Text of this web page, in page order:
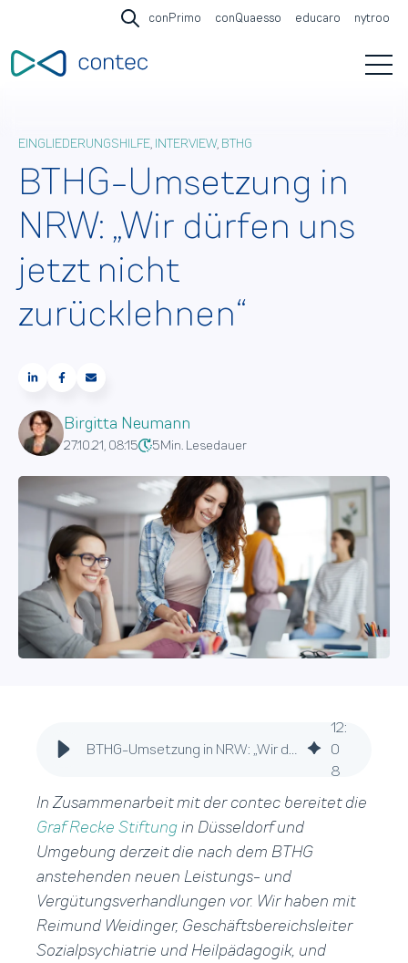
Open search
conPrimo conQuaesso educaro nytroo
EINGLIEDERUNGSHILFE, INTERVIEW, BTHG
BTHG-Umsetzung in
NRW: „Wir dürfen uns
jetzt nicht
zurücklehnen“
Birgitta Neumann
27.10.21, 08:15 5Min. Lesedauer
BTHG-Umsetzung in NRW: „Wir dürfen uns jetzt nicht zurücklehnen“
12:
0
8
In Zusammenarbeit mit der contec bereitet die
Graf Recke Stiftungin Düsseldorf und
Umgebung derzeit die nach dem BTHG
anstehenden neuen Leistungs- und
Vergütungsverhandlungen vor. Wir haben mit
Reimund Weidinger, Geschäftsbereichsleiter
Sozialpsychiatrie und Heilpädagogik, und